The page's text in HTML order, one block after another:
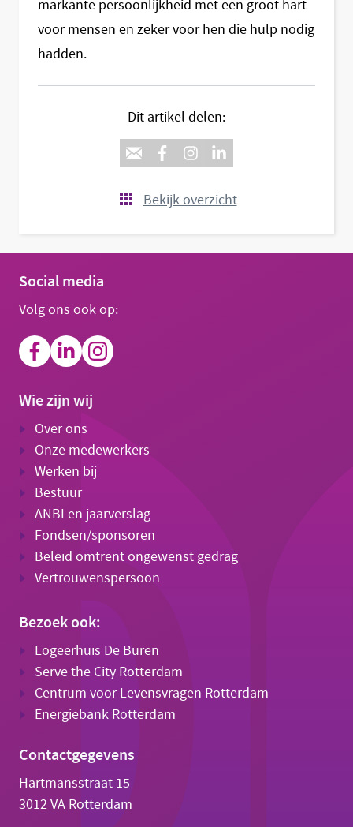
markante persoonlijkheid met een groot hart
voor mensen en zeker voor hen die hulp nodig
hadden.
Dit artikel delen:
Bekijk overzicht
Social media
Volg ons ook op:
Wie zijn wij
Over ons
Onze medewerkers
Werken bij
Bestuur
ANBI en jaarverslag
Fondsen/sponsoren
Beleid omtrent ongewenst gedrag
Vertrouwenspersoon
Bezoek ook:
Logeerhuis De Buren
Serve the City Rotterdam
Centrum voor Levensvragen Rotterdam
Energiebank Rotterdam
Contactgegevens
Hartmansstraat 15
3012 VA Rotterdam